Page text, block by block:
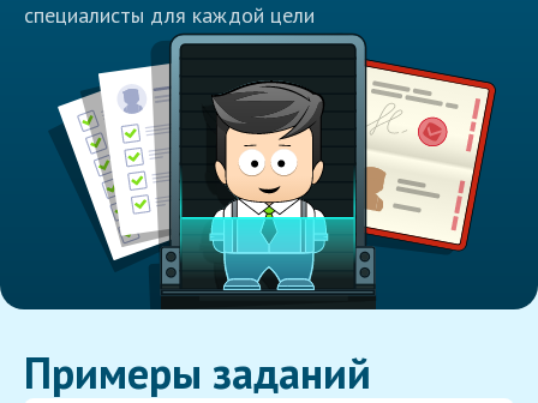
специалисты для каждой цели
Примеры заданий